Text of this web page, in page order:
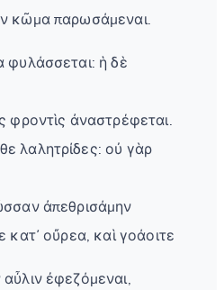
κῶμα παρωσάμεναι.
φυλάσσεται: ἡ δὲ
φροντὶς ἀναστρέφεται.
λαλητρίδες: οὐ γὰρ
ἀπεθρισάμην
κατ᾽ οὔρεα, καὶ γοάοιτε
ἐφεζόμεναι,